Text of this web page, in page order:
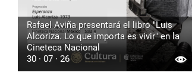
Rafael Aviña presentará el libro "Luis
Alcoriza. Lo que importa es vivir" en la
Cineteca Nacional
30 · 07 · 26